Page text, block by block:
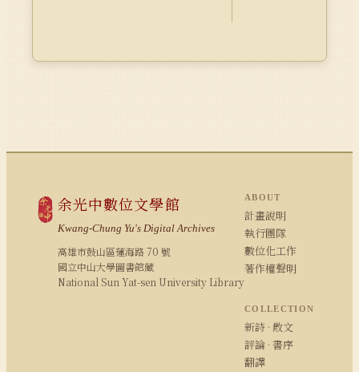
余光中數位文學館
Kwang-Chung Yu's Digital Archives
高雄市鼓山區蓮海路 70 號
國立中山大學圖書館藏
National Sun Yat-sen University Library
ABOUT
計畫說明
執行團隊
數位化工作
著作權聲明
COLLECTION
新詩 · 散文
評論 · 書序
翻譯